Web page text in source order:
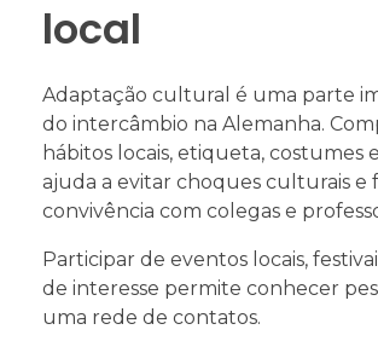
local
Adaptação cultural é uma parte
do intercâmbio na Alemanha.
hábitos locais, etiqueta, costumes
ajuda a evitar choques culturais e
convivência com colegas e
Participar de eventos locais,
de interesse permite conhecer
uma rede de contatos.